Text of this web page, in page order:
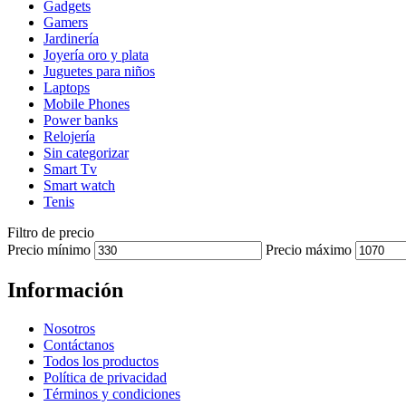
Gadgets
Gamers
Jardinería
Joyería oro y plata
Juguetes para niños
Laptops
Mobile Phones
Power banks
Relojería
Sin categorizar
Smart Tv
Smart watch
Tenis
Filtro de precio
Precio mínimo
Precio máximo
Información
Nosotros
Contáctanos
Todos los productos
Política de privacidad
Términos y condiciones